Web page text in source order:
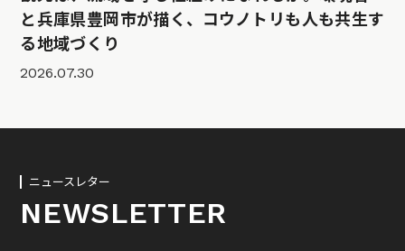
と兵庫県豊岡市が描く、コウノトリも人も共生す
る地域づくり
2026.07.30
ニュースレター
NEWSLETTER